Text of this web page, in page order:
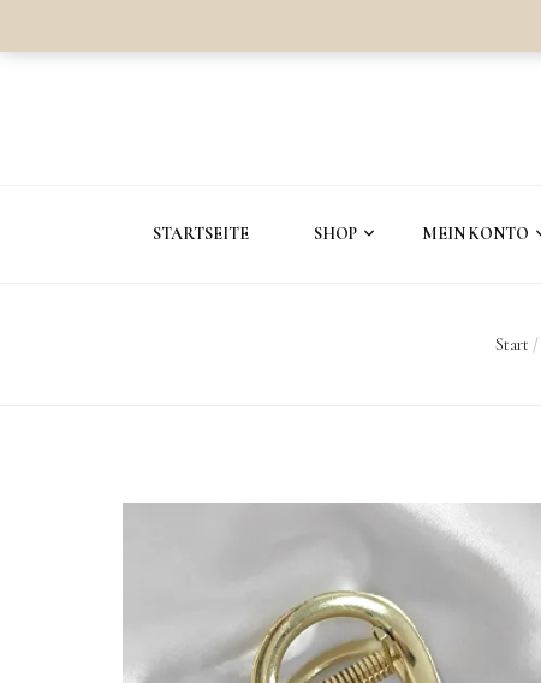
STARTSEITE SHOP MEIN KONTO
Start /